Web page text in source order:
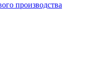
производства